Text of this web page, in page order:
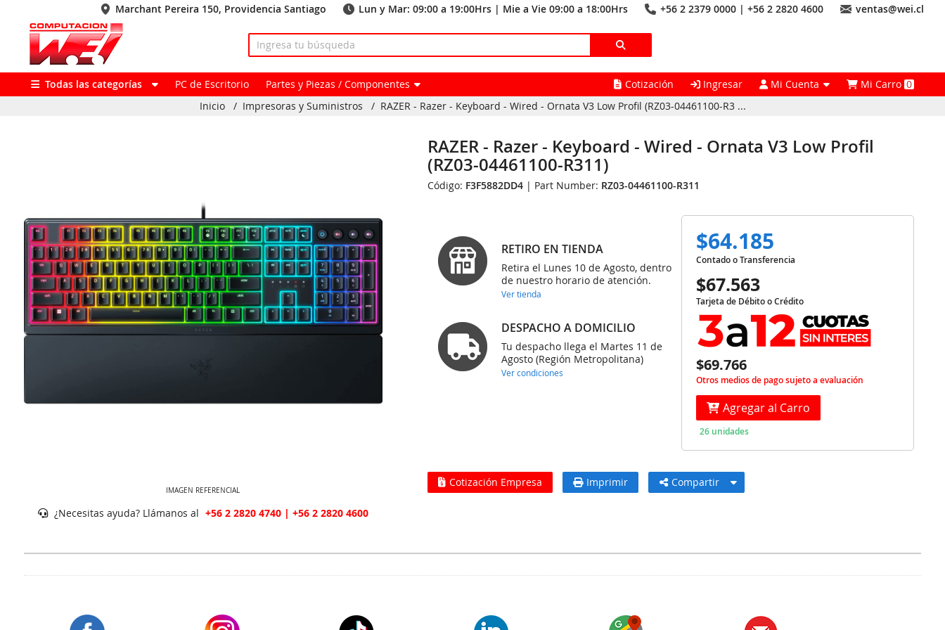
Marchant Pereira 150, Providencia Santiago Lun y Mar: 09:00 a 19:00Hrs | Mie a Vie 09:00 a 18:00Hrs +56 2 2379 0000 | +56 2 2820 4600 ventas@wei.cl
Todas las categorías PC de Escritorio Partes y Piezas / Componentes Cotización Ingresar Mi Cuenta Mi Carro0
Inicio
/ Impresoras y Suministros / RAZER - Razer - Keyboard - Wired - Ornata V3 Low Profil (RZ03-04461100-R3 ...
IMAGEN REFERENCIAL
¿Necesitas ayuda? Llámanos al +56 2 2820 4740 | +56 2 2820 4600
RAZER - Razer - Keyboard - Wired - Ornata V3 Low Profil
(RZ03-04461100-R311)
Código: F3F5882DD4 | Part Number: RZ03-04461100-R311
RETIRO EN TIENDA
Retira el Lunes 10 de Agosto, dentro
de nuestro horario de atención.
Ver tienda
DESPACHO A DOMICILIO
Tu despacho llega el Martes 11 de
Agosto (Región Metropolitana)
Ver condiciones
$64.185
Contado o Transferencia
$67.563
Tarjeta de Débito o Crédito
$69.766
Otros medios de pago sujeto a evaluación
Agregar al Carro
26 unidades
Cotización Empresa Imprimir Compartir